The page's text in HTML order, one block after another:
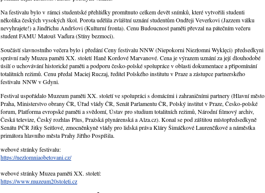
Na festivalu bylo v rámci studentské přehlídky promítnuto celkem devět snímků, které vytvořili studenti
několika českých vysokých škol. Porota udělila zvláštní uznání studentům Ondřeji Veverkovi (Jazzem válku
nevyhrajete!) a Jindřichu Andršovi (Kulturní fronta). Cenu Budoucnost paměti převzal na pátečním večeru
student FAMU Matouš Vaďura (Stíny bezmoci).
Součástí slavnostního večera bylo i předání Ceny festivalu NNW (Niepokorni Niezłomni Wyklęci) předsedkyni
správní rady Muzea paměti XX. století Haně Kordové Marvanové. Cena je výrazem uznání za její dlouhodobé
úsilí o uchovávání historické paměti a podporu česko-polské spolupráce v oblasti dokumentace a připomínání
totalitních režimů. Cenu předal Maciej Ruczaj, ředitel Polského institutu v Praze a zástupce partnerského
festivalu NNW v Gdyni.
Festival uspořádalo Muzeum paměti XX. století ve spolupráci s domácími i zahraničními partnery (Hlavní město
Praha, Ministerstvo obrany ČR, Úřad vlády ČR, Senát Parlamentu ČR, Polský institut v Praze, Česko-polské
forum, Platforma evropské paměti a svědomí, Ústav pro studium totalitních režimů, Národní filmový archiv,
Česká televize, Český rozhlas Plus, Pražská plynárenská a Alza.cz). Konal se pod záštitou místopředsedkyně
Senátu PČR Jitky Seitlové, zmocněnkyně vlády pro lidská práva Kláry Šimáčkové Laurenčíkové a náměstka
primátora hlavního města Prahy Jiřího Pospíšila.
webové stránky festivalu:
https://nezlomniaobetovani.cz/
webové stránky Muzea paměti XX. století:
https://www.muzeum20stoleti.cz